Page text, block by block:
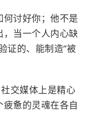
讨好你；他不是
当一个人内心缺
证的、能制造“被
交媒体上是精心
惫的灵魂在各自